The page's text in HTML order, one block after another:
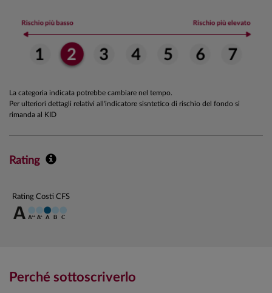
La categoria indicata potrebbe cambiare nel tempo.
Per ulteriori dettagli relativi all'indicatore sisntetico di rischio del fondo si
rimanda al KID
Rating
Rating Costi CFS
Perché sottoscriverlo